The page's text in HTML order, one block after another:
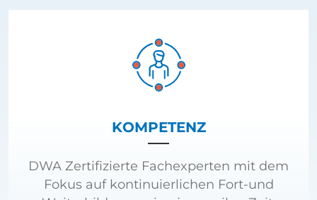
KOMPETENZ
DWA Zertifizierte Fachexperten mit dem
Fokus auf kontinuierlichen Fort-und